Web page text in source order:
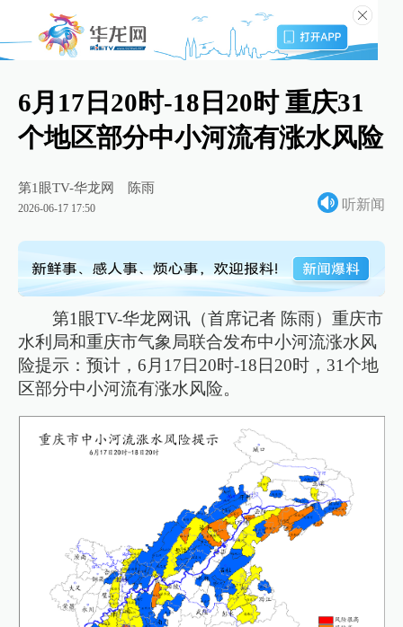
6月17日20时-18日20时 重庆31
个地区部分中小河流有涨水风险
第1眼TV-华龙网 陈雨
2026-06-17 17:50 听新闻
第1眼TV-华龙网讯（首席记者 陈雨）重庆市
水利局和重庆市气象局联合发布中小河流涨水风
险提示：预计，6月17日20时-18日20时，31个地
区部分中小河流有涨水风险。